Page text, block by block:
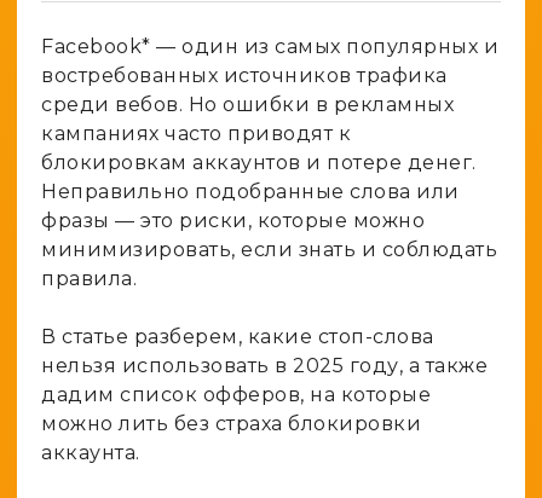
Адалт
Spy-сервисы
Вайты
Конвертер cookies
Генератор личности
Facebook* — один из самых популярных и
востребованных источников трафика
среди вебов. Но ошибки в рекламных
кампаниях часто приводят к
блокировкам аккаунтов и потере денег.
Неправильно подобранные слова или
фразы — это риски, которые можно
минимизировать, если знать и соблюдать
правила.
В статье разберем, какие стоп-слова
нельзя использовать в 2025 году, а также
дадим список офферов, на которые
можно лить без страха блокировки
аккаунта.